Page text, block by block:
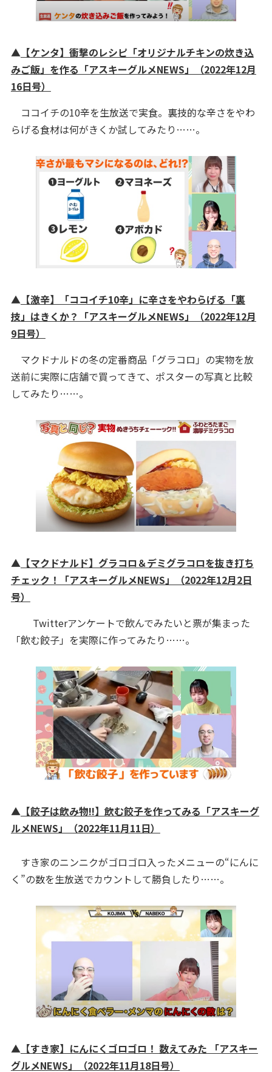
▲【ケンタ】衝撃のレシピ「オリジナルチキンの炊き込
みご飯」を作る「アスキーグルメNEWS」（2022年12月
16日号）
ココイチの10辛を生放送で実食。裏技的な辛さをやわ
らげる食材は何がきくか試してみたり……。
▲ 【激辛】「ココイチ10辛」に辛さをやわらげる「裏
技」はきくか？「アスキーグルメNEWS」（2022年12月
9日号）
マクドナルドの冬の定番商品「グラコロ」の実物を放
送前に実際に店舗で買ってきて、ポスターの写真と比較
してみたり……。
▲【マクドナルド】グラコロ＆デミグラコロを抜き打ち
チェック！「アスキーグルメNEWS」（2022年12月2日
号）
Twitterアンケートで飲んでみたいと票が集まった
「飲む餃子」を実際に作ってみたり……。
▲ 【餃子は飲み物!!】飲む餃子を作ってみる「アスキーグ
ルメNEWS」（2022年11月11日）
すき家のニンニクがゴロゴロ入ったメニューの“にんに
く”の数を生放送でカウントして勝負したり……。
▲【すき家】にんにくゴロゴロ！ 数えてみた 「アスキー
グルメNEWS」（2022年11月18日号）